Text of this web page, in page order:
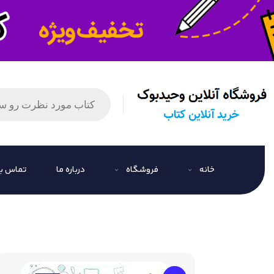
خانه فروشگاه درباره ما تماس